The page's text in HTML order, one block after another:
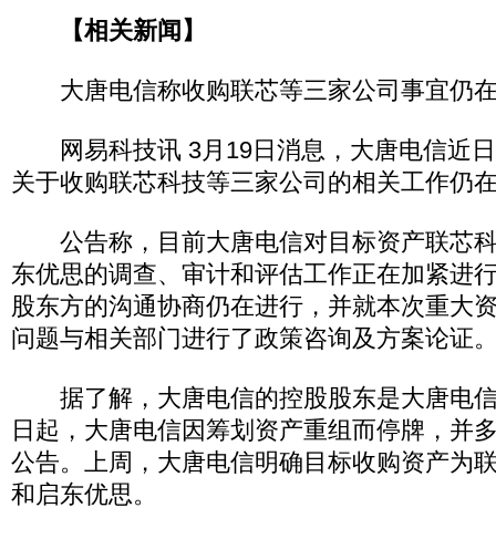
【相关新闻】
大唐电信称收购联芯等三家公司事宜仍
网易科技讯 3月19日消息，大唐电信近日
关于收购联芯科技等三家公司的相关工作仍
公告称，目前大唐电信对目标资产联芯
东优思的调查、审计和评估工作正在加紧进
股东方的沟通协商仍在进行，并就本次重大
问题与相关部门进行了政策咨询及方案论证
据了解，大唐电信的控股股东是大唐电
日起，大唐电信因筹划资产重组而停牌，并
公告。上周，大唐电信明确目标收购资产为
和启东优思。